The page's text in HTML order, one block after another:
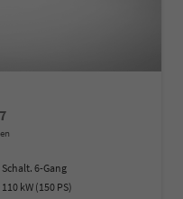
Schalt. 6-Gang
110 kW (150 PS)